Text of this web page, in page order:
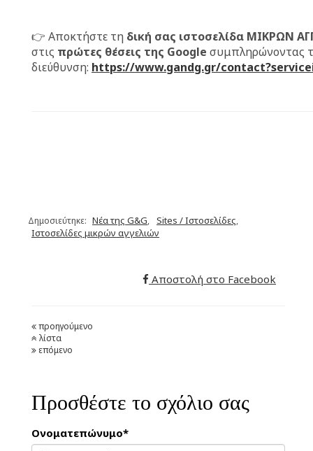
👉 Αποκτήστε τη δική σας ιστοσελίδα ΜΙΚΡΩΝ
στις πρώτες θέσεις της Google συμπληρώνοντας
διεύθυνση: https://www.gandg.gr/
Δημοσιεύτηκε: Νέα της G&G, Sites / Ιστοσελίδες,
Ιστοσελίδες μικρών αγγελιών
Αποστολή στο Facebook
προηγούμενο
λίστα
επόμενο
Προσθέστε το σχόλιο σας
Ονοματεπώνυμο*